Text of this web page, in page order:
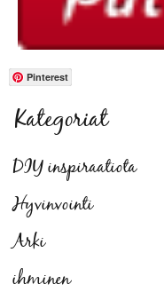
Pinterest
Kategoriat
DIY inspiraatiota
Hyvinvointi
Arki
ihminen